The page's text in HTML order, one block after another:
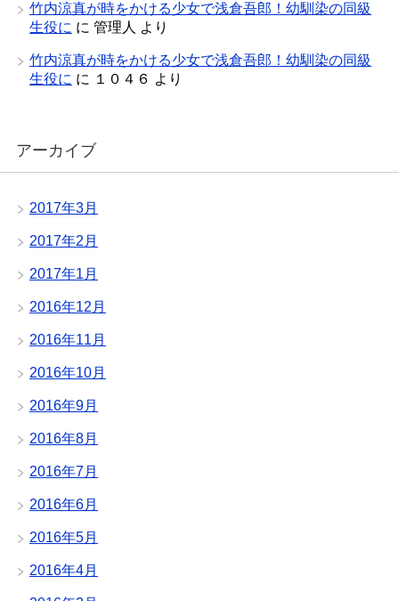
竹内涼真が時をかける少女で浅倉吾郎！幼馴染の同級
生役に に 管理人 より
竹内涼真が時をかける少女で浅倉吾郎！幼馴染の同級
生役に に １０４６ より
アーカイブ
2017年3月
2017年2月
2017年1月
2016年12月
2016年11月
2016年10月
2016年9月
2016年8月
2016年7月
2016年6月
2016年5月
2016年4月